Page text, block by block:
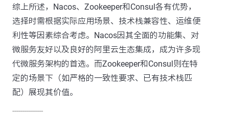
综上所述，Nacos、Zookeeper和Consul各有优势，
选择时需根据实际应用场景、技术栈兼容性、运维便
利性等因素综合考虑。Nacos因其全面的功能集、对
微服务友好以及良好的阿里云生态集成，成为许多现
代微服务架构的首选。而Zookeeper和Consul则在特
定的场景下（如严格的一致性要求、已有技术栈匹
配）展现其价值。
---------------